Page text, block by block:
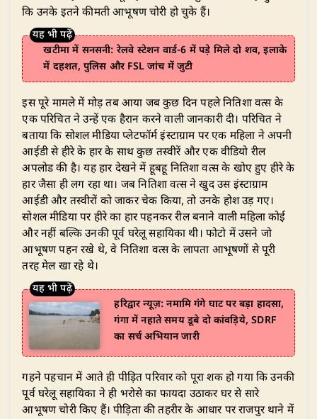
कि उनके इतने कीमती आभूषण चोरी हो चुके हैं।
खटीमा में सनसनी: रेलवे स्टेशन वार्ड-6 में पड़े मिले दो शव, इलाके
में दहशत, पुलिस और FSL जांच में जुटी
​इस पूरे मामले में मोड़ तब आया जब कुछ दिन पहले नितिशा वत्स के
एक परिचित ने उन्हें एक हैरान करने वाली जानकारी दी। परिचित ने
बताया कि सोशल मीडिया प्लेटफॉर्म इंस्टाग्राम पर एक महिला ने अपनी
आईडी से हीरे के हार के साथ कुछ तस्वीरें और एक वीडियो रील
अपलोड की है। यह हार देखने में हूबहू नितिशा वत्स के खोए हुए हीरे के
हार जैसा ही लग रहा था। जब नितिशा वत्स ने खुद उस इंस्टाग्राम
आईडी और तस्वीरों को जाकर चेक किया, तो उनके होश उड़ गए।
सोशल मीडिया पर हीरे का हार पहनकर रील बनाने वाली महिला कोई
और नहीं बल्कि उनकी पूर्व घरेलू सहायिका थी। फोटो में उसने जो
आभूषण पहन रखे थे, वे नितिशा वत्स के लापता आभूषणों से पूरी
तरह मेल खा रहे थे।
हरिद्वार न्यूज़: नमामि गंगे घाट पर बड़ा हादसा,
गंगा में नहाते समय डूबे दो कांवड़िये, SDRF
का सर्च अभियान जारी
​गहने पहचान में आते ही पीड़ित परिवार को पूरा शक हो गया कि उनकी
पूर्व घरेलू सहायिका ने ही भरोसे का फायदा उठाकर घर से सारे
आभूषण चोरी किए हैं। पीड़िता की तहरीर के आधार पर राजपुर थाने में